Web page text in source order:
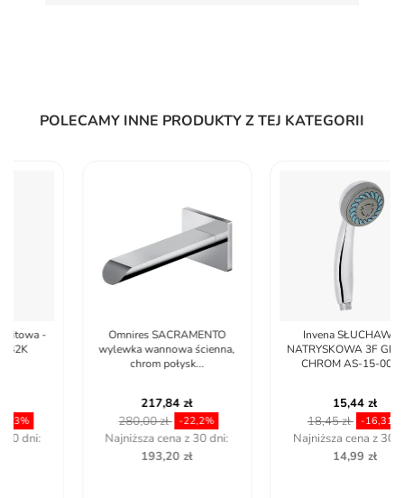
POLECAMY INNE PRODUKTY Z TEJ KATEGORII
Omnires SACRAMENTO
wylewka wannowa ścienna,
chrom połysk...
-22,2%
Najniższa cena z 30 dni:
Invena SŁUCHAWKA
NATRYSKOWA 3F GRACJA
CHROM AS-15-001-L
-16,31%
Najniższa cena z 30 dni: